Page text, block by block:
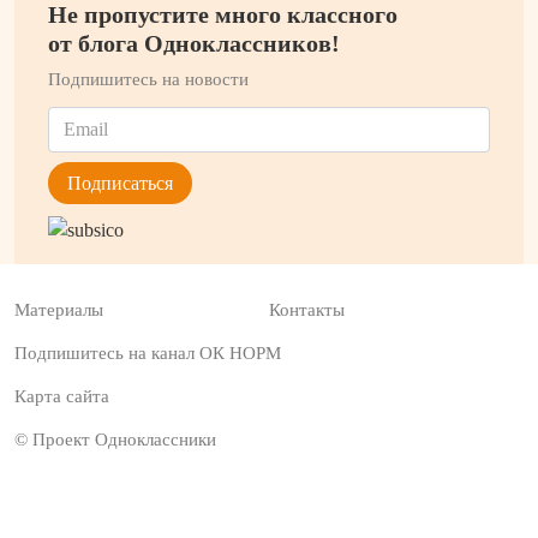
Не пропустите много классного
от блога Одноклассников!
Подпишитесь на новости
Материалы Контакты
Подпишитесь на канал ОК НОРМ
Карта сайта
© Проект Одноклассники